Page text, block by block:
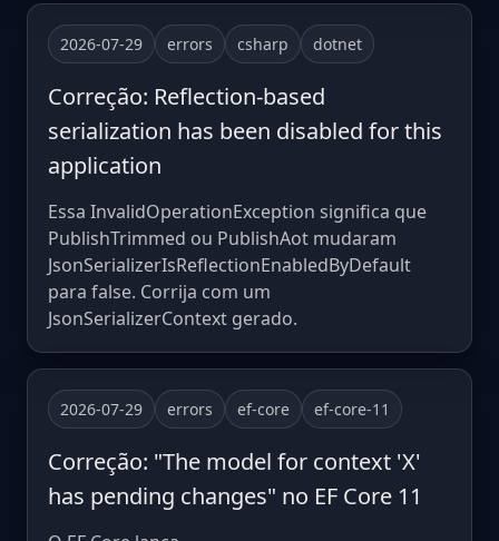
2026-07-29 errors csharp dotnet
Correção: Reflection-based
serialization has been disabled for this
application
Essa InvalidOperationException significa que
PublishTrimmed ou PublishAot mudaram
JsonSerializerIsReflectionEnabledByDefault
para false. Corrija com um
JsonSerializerContext gerado.
2026-07-29 errors ef-core ef-core-11
Correção: "The model for context 'X'
has pending changes" no EF Core 11